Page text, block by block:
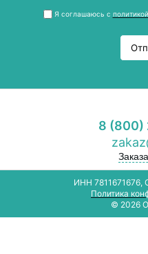
Я соглашаюсь с
8 (800)
ИНН 7811671676,
Политика
© 2026